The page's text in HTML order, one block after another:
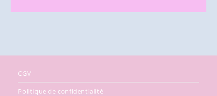
CGV
Politique de confidentialité